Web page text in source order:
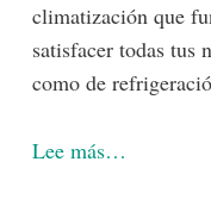
climatización que
satisfacer todas tus
como de
Lee más…